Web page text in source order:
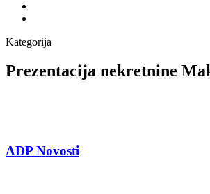
Kategorija
Prezentacija nekretnine
ADP Novosti